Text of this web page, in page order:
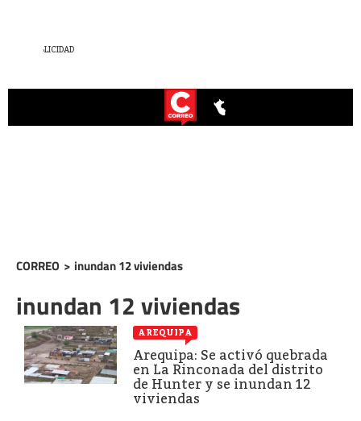
CORREO > inundan 12 viviendas
inundan 12 viviendas
AREQUIPA
Arequipa: Se activó quebrada
en La Rinconada del distrito
de Hunter y se inundan 12
viviendas